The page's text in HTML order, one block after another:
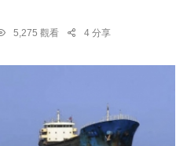
5,275 觀看 4 分享